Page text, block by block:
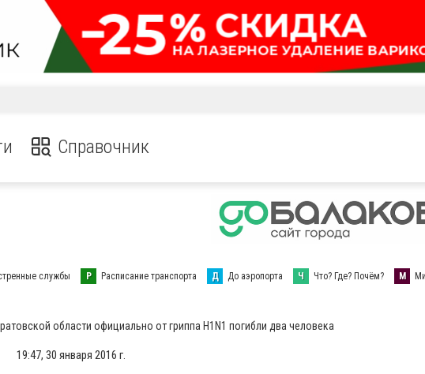
Справочник
службы Р Расписание транспорта Д До аэропорта Ч Что? Где? Почём? М
области официально от гриппа H1N1 погибли два человека
19:47, 30 января 2016 г.